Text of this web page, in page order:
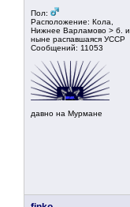
Пол:
Расположение: Кола,
Нижнее Варламово > б. и
ныне распавшаяся УССР
Сообщений: 11053
давно на Мурмане